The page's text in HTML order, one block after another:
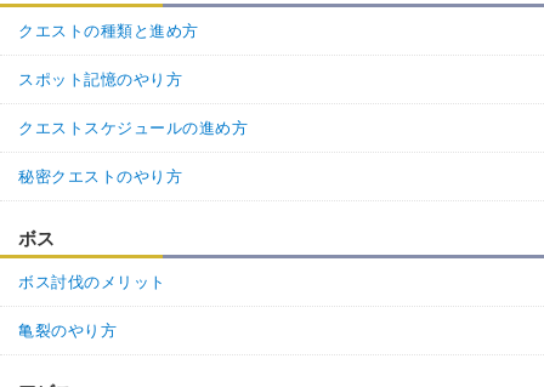
クエストの種類と進め方
スポット記憶のやり方
クエストスケジュールの進め方
秘密クエストのやり方
ボス
ボス討伐のメリット
亀裂のやり方